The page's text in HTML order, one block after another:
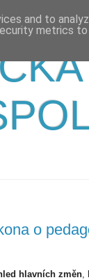
o
hlavních změn
and to
metrics